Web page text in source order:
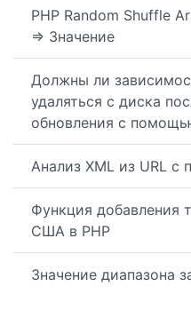
PHP Random Shuffle
=> Значение
Должны ли
удаляться с диска
обновления с
Анализ XML из URL
Функция добавления
США в PHP
Значение диапазона